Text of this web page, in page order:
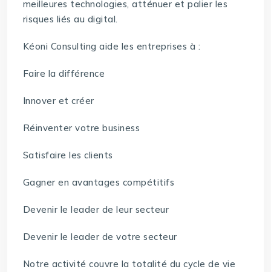
meilleures technologies, atténuer et palier les
risques liés au digital.
Kéoni Consulting aide les entreprises à :
Faire la différence
Innover et créer
Réinventer votre business
Satisfaire les clients
Gagner en avantages compétitifs
Devenir le leader de leur secteur
Devenir le leader de votre secteur
Notre activité couvre la totalité du cycle de vie